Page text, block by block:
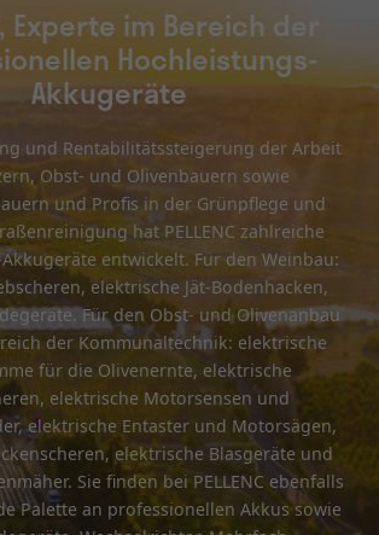
Experte im Bereich der
Hochleistungs-
Akkugeräte
und Rentabilitätssteigerung der Arbeit
Obst- und Olivenbauern sowie
und Profis in der Grünpflege und
hat PELLENC zahlreiche
entwickelt. Für den Weinbau:
elektrische Jät-Bodenhacken,
Für den Obst- und Olivenanbau
der Kommunaltechnik: elektrische
für die Olivenernte, elektrische
elektrische Motorsensen und
elektrische Entaster und Motorsägen,
elektrische Blasgeräte und
Sie finden bei PELLENC ebenfalls
Palette an professionellen Akkus sowie